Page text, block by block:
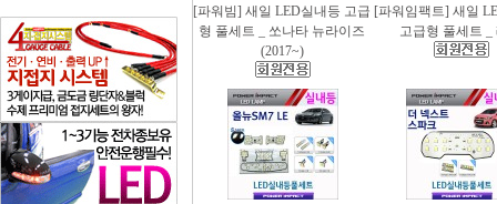
[파워빔] 새일 LED실내등 고급
형 풀세트 _ 쏘나타 뉴라이즈
(2017~)
[파워임팩트] 새일
고급형 풀세트 _